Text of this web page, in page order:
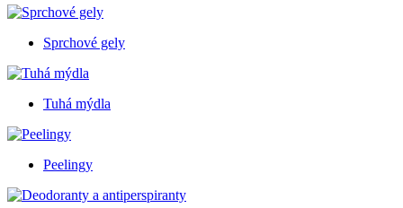
Sprchové gely
Tuhá mýdla
Peelingy